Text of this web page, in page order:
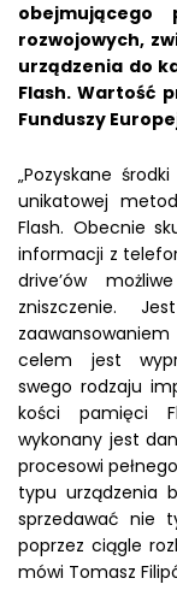
obejmującego
rozwojowych,
urządzenia do
Flash. Wartość
Funduszy
„Pozyskane
unikatowej
Flash. Obecnie
informacji z
drive’ów
zniszczenie.
celem jest
swego rodzaju
kości pamięci
wykonany jest
procesowi
typu urządzenia
sprzedawać nie
poprzez ciągle
mówi Tomasz